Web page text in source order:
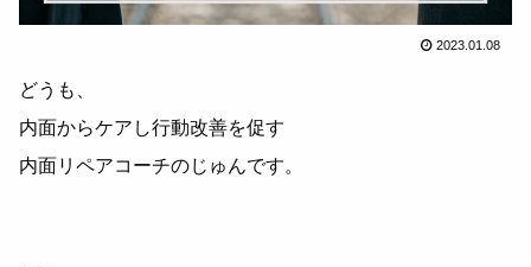
2023.01.08
どうも、
内面からケアし行動改善を促す
内面リペアコーチのじゅんです。